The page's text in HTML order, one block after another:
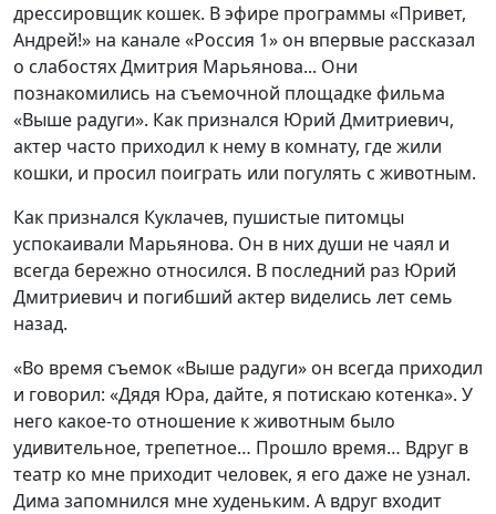
дрессировщик кошек. В эфире программы «Привет,
Андрей!» на канале «Россия 1» он впервые рассказал
о слабостях Дмитрия Марьянова... Они
познакомились на съемочной площадке фильма
«Выше радуги». Как признался Юрий Дмитриевич,
актер часто приходил к нему в комнату, где жили
кошки, и просил поиграть или погулять с животным.
Как признался Куклачев, пушистые питомцы
успокаивали Марьянова. Он в них души не чаял и
всегда бережно относился. В последний раз Юрий
Дмитриевич и погибший актер виделись лет семь
назад.
«Во время съемок «Выше радуги» он всегда приходил
и говорил: «Дядя Юра, дайте, я потискаю котенка». У
него какое-то отношение к животным было
удивительное, трепетное… Прошло время… Вдруг в
театр ко мне приходит человек, я его даже не узнал.
Дима запомнился мне худеньким. А вдруг входит